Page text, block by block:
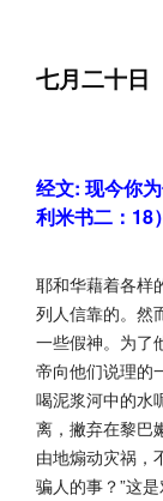
七月二十日
经文: 现今你
利米书二：18）
耶和华藉着各样
列人信靠的。然
一些假神。为了
帝向他们说理的
喝泥浆河中的水
离，撇弃在黎巴
由地煽动灾祸，
骗人的事？”这